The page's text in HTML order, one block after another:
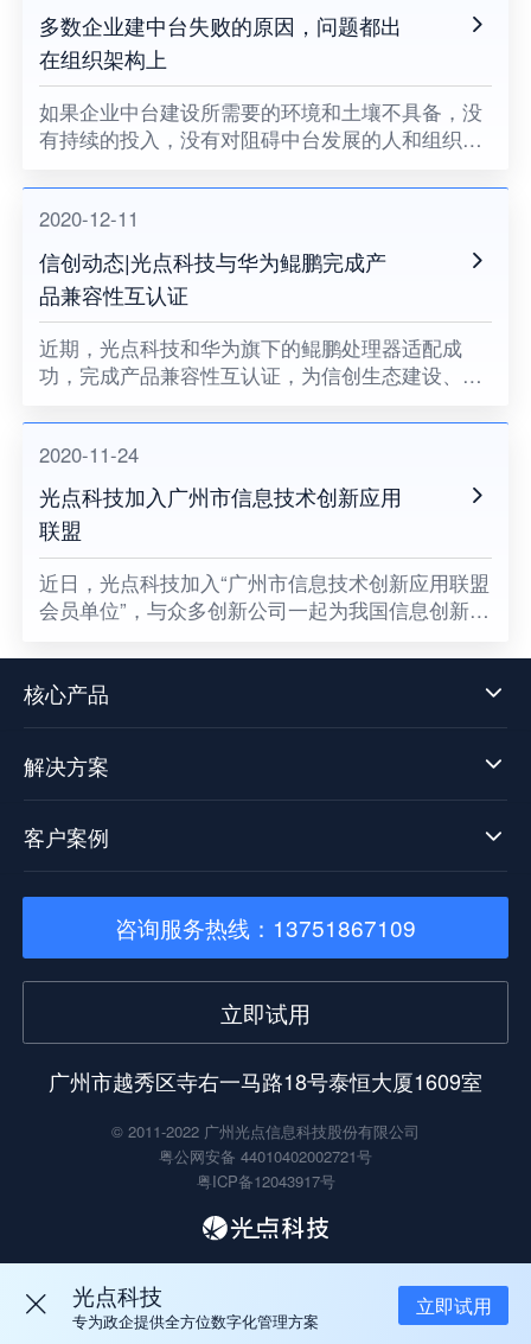
多数企业建中台失败的原因，问题都出
在组织架构上
如果企业中台建设所需要的环境和土壤不具备，没
有持续的投入，没有对阻碍中台发展的人和组织提
业中台将很难健康地成长。
2020-12-11
信创动态|光点科技与华为鲲鹏完成产
品兼容性互认证
近期，光点科技和华为旗下的鲲鹏处理器适配成
功，完成产品兼容性互认证，为信创生态建设、关
2020-11-24
光点科技加入广州市信息技术创新应用
联盟
​近日，光点科技加入“广州市信息技术创新应用联盟
会员单位”，与众多创新公司一起为我国信息创新发
台技术发展迈向了新阶段。
核心产品
解决方案
客户案例
咨询服务热线：13751867109
立即试用
广州市越秀区寺右一马路18号泰恒大厦1609室
© 2011-2022 广州光点信息科技股份有限公司
粤公网安备 44010402002721号
粤ICP备12043917号
光点科技
专为政企提供全方位数字化管理方案
立即试用